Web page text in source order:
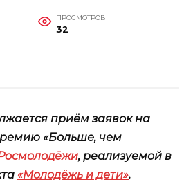
ПРОСМОТРОВ
32
приём заявок на
«Больше, чем
, реализуемой в
«Молодёжь и дети».